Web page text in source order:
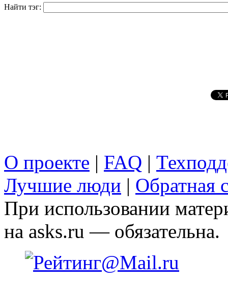
Найти тэг:
О проекте | FAQ |
Лучшие люди | Обратная
При использовании
на asks.ru — обязательна.